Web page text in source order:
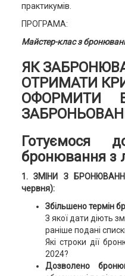
практикумів.
ПРОГРАМА:
Майстер-клас з
ЯК
ОТРИМАТИ
ОФОРМИТИ
Готуємося
бронювання з
1. ЗМІНИ З
червня):
Збільшено термін
З якої дати діють
раніше подані
Які строки дії
2024?
Дозволено